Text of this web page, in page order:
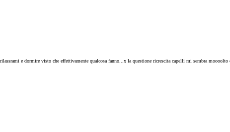
e dormire visto che effettivamente qualcosa fanno...x la questione ricrescita capelli mi sembra moooolto